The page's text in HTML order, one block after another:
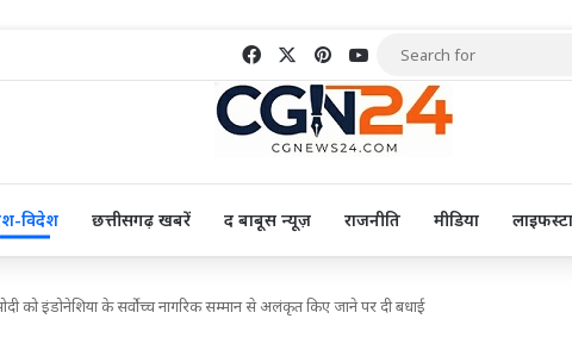
FacebookPinterest
YouTube
विदेश छत्तीसगढ़ खबरें द बाबूस न्यूज़ राजनीति मीडिया
मोदी को इंडोनेशिया के सर्वोच्च नागरिक सम्मान से अलंकृत किए जाने पर दी बधाई